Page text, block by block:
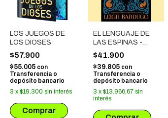
LOS JUEGOS DE
LOS DIOSES
$57.900
$55.005 con
Transferencia o
depósito bancario
3 x $19.300 sin interés
EL LENGUAJE DE
LAS ESPINAS -
RELATOS
NOCTURNOS Y
MAGIA OSCURA
$41.900
$39.805 con
Transferencia o
depósito bancario
3 x $13.966,67 sin
interés